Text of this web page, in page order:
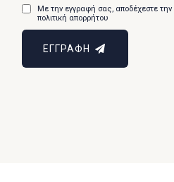
Με την εγγραφή σας, αποδέχεστε την
πολιτική απορρήτου
ΕΓΓΡΑΦΗ